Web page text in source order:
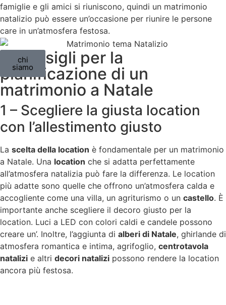
famiglie e gli amici si riuniscono, quindi un matrimonio
natalizio può essere un’occasione per riunire le persone
care in un’atmosfera festosa.
chi
siamo
6 Consigli per la
pianificazione di un
matrimonio a Natale
1 – Scegliere la giusta location
con l’allestimento giusto
La scelta della location è fondamentale per un matrimonio
a Natale. Una location che si adatta perfettamente
all’atmosfera natalizia può fare la differenza. Le location
più adatte sono quelle che offrono un’atmosfera calda e
accogliente come una villa, un agriturismo o un castello. È
importante anche scegliere il decoro giusto per la
location. Luci a LED con colori caldi e candele possono
creare un’. Inoltre, l’aggiunta di alberi di Natale, ghirlande di
atmosfera romantica e intima, agrifoglio, centrotavola
natalizi e altri decori natalizi possono rendere la location
ancora più festosa.